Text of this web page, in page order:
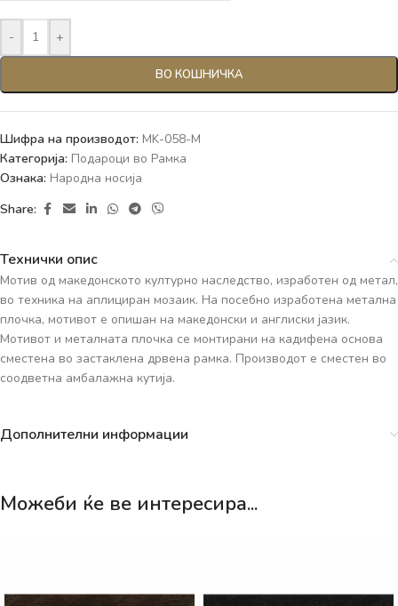
- +
ВО КОШНИЧКА
Шифра на производот: MK-058-M
Категорија: Подароци во Рамка
Ознака: Народна носија
Share:
Технички опис
Мотив од македонското културно наследство, изработен од метал,
во техника на аплициран мозаик. На посебно изработена метална
плочка, мотивот е опишан на македонски и англиски јазик.
Мотивот и металната плочка се монтирани на кадифена основа
сместена во застаклена дрвена рамка. Производот е сместен во
соодветна амбалажна кутија.
Дополнителни информации
Можеби ќе ве интересира...